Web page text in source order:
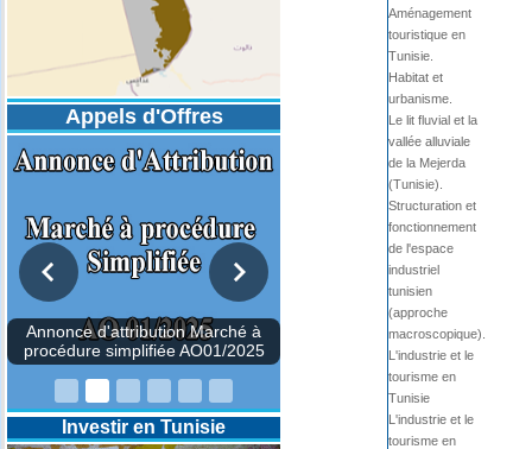
Appels d'Offres
DESIGNATION D’UN REVISEUR
COMPTABLE POUR LES
EXERCICES 2025-2026-2027
Investir en Tunisie
Aménagement
touristique en
Tunisie.
Habitat et
urbanisme.
Le lit fluvial et la
vallée alluviale
de la Mejerda
(Tunisie).
Structuration et
fonctionnement
de l'espace
industriel
tunisien
(approche
macroscopique).
L'industrie et le
tourisme en
Tunisie
L'industrie et le
tourisme en